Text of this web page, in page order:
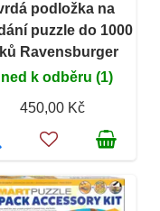
podložka na
puzzle do 1000
Ravensburger
k odběru (1)
450,00 Kč